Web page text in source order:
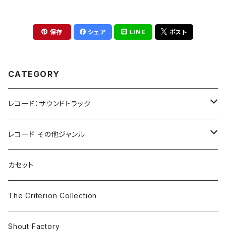
保存 シェア LINE ポスト
CATEGORY
レコード：サウンドトラック
ホラー/スリラー
SF
ドラマ/ロマンス
アクション/クライム
レコード その他ジャンル
Rock & Pop
The Smiths
Iron and Wine
Classical
Electronic & Ambient
カセット
The Criterion Collection
Shout Factory